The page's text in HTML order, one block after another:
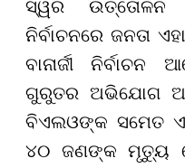
ସ୍ୱର ଉତ୍ତୋଳନ
ନିର୍ବାଚନରେ ଜନତା
ବାନାର୍ଜୀ
ଗୁରୁତର ଅଭିଯୋଗ
ବିଏଲଓଙ୍କ ସମେତ
୪୦ ଜଣଙ୍କ ମୃତ୍ୟୁ